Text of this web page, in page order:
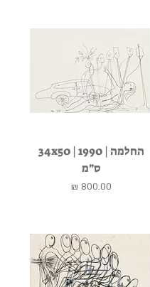
החלמה | 1990 | 34x50
ס״מ
מחיר